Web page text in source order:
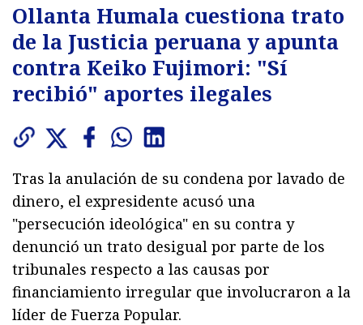
Ollanta Humala cuestiona trato
de la Justicia peruana y apunta
contra Keiko Fujimori: "Sí
recibió" aportes ilegales
Tras la anulación de su condena por lavado de
dinero, el expresidente acusó una
"persecución ideológica" en su contra y
denunció un trato desigual por parte de los
tribunales respecto a las causas por
financiamiento irregular que involucraron a la
líder de Fuerza Popular.